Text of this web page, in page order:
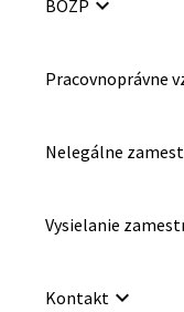
BOZP keyboard_arrow_down
Pracovnoprávne
Nelegálne
Vysielanie
Kontakt keyboard_arrow_down